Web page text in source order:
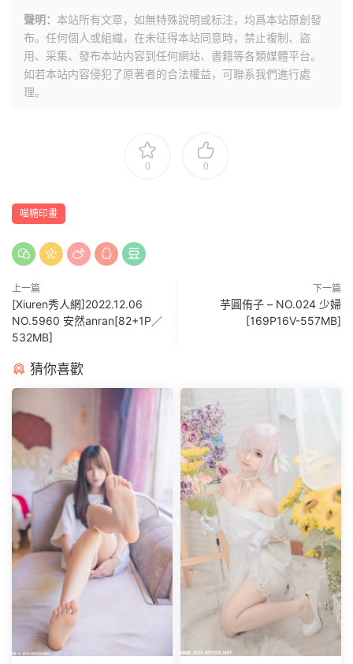
聲明： 本站所有文章，如無特殊說明或标注，均爲本站原創發
布。任何個人或組織，在未征得本站同意時，禁止複制、盜
用、采集、發布本站内容到任何網站、書籍等各類媒體平台。
如若本站内容侵犯了原著者的合法權益，可聯系我們進行處
理。
0 0
喵糖印畫
上一篇
[Xiuren秀人網]2022.12.06
NO.5960 安然anran[82+1P／
532MB]
下一篇
芋圓侑子 – NO.024 少婦
[169P16V-557MB]
猜你喜歡